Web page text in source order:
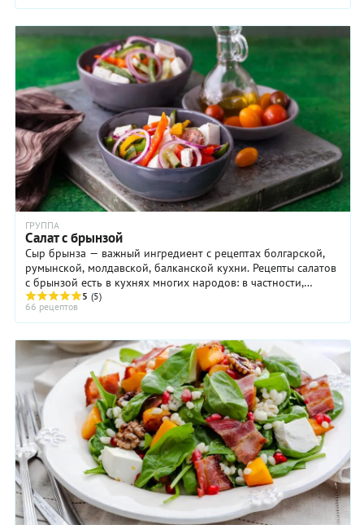
ГРУППА
Салат с брынзой
Сыр брынза — важный ингредиент с рецептах болгарской,
румынской, молдавской, балканской кухни. Рецепты салатов
с брынзой есть в кухнях многих народов: в частности,
болгары, сербы, албанцы и ...
5 (5)
66 рецептов